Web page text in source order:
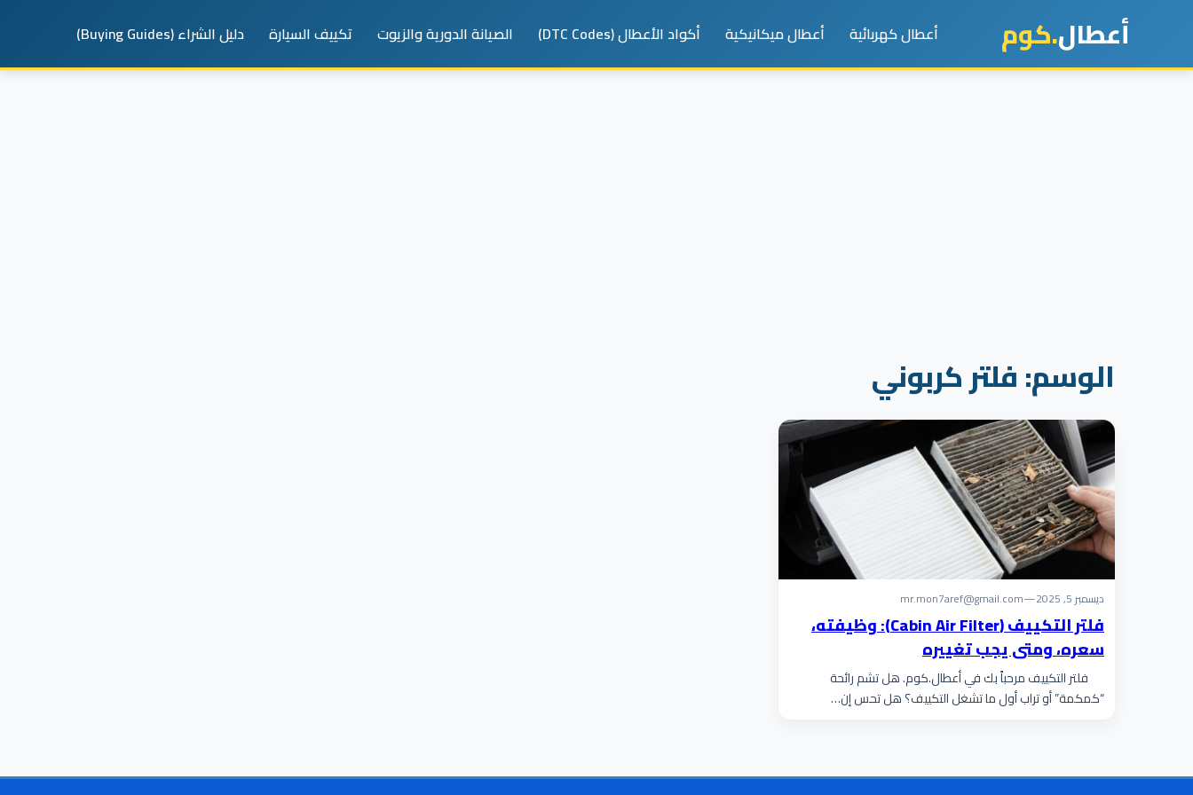
أعطال.كوم أعطال كهربائية أعطال ميكانيكية أكواد الأعطال (DTC Codes) الصيانة الدورية والزيوت تكييف السيارة دليل الشراء (Buying Guides)
الوسم:فلتر كربوني
ديسمبر 5, 2025 —
mr.mon7aref@gmail.com
فلتر التكييف (Cabin Air Filter): وظيفته،
سعره، ومتى يجب تغييره
فلتر التكييف مرحباً بك في أعطال.كوم. هل تشم رائحة
“كمكمة” أو تراب أول ما تشغل التكييف؟ هل تحس إن…